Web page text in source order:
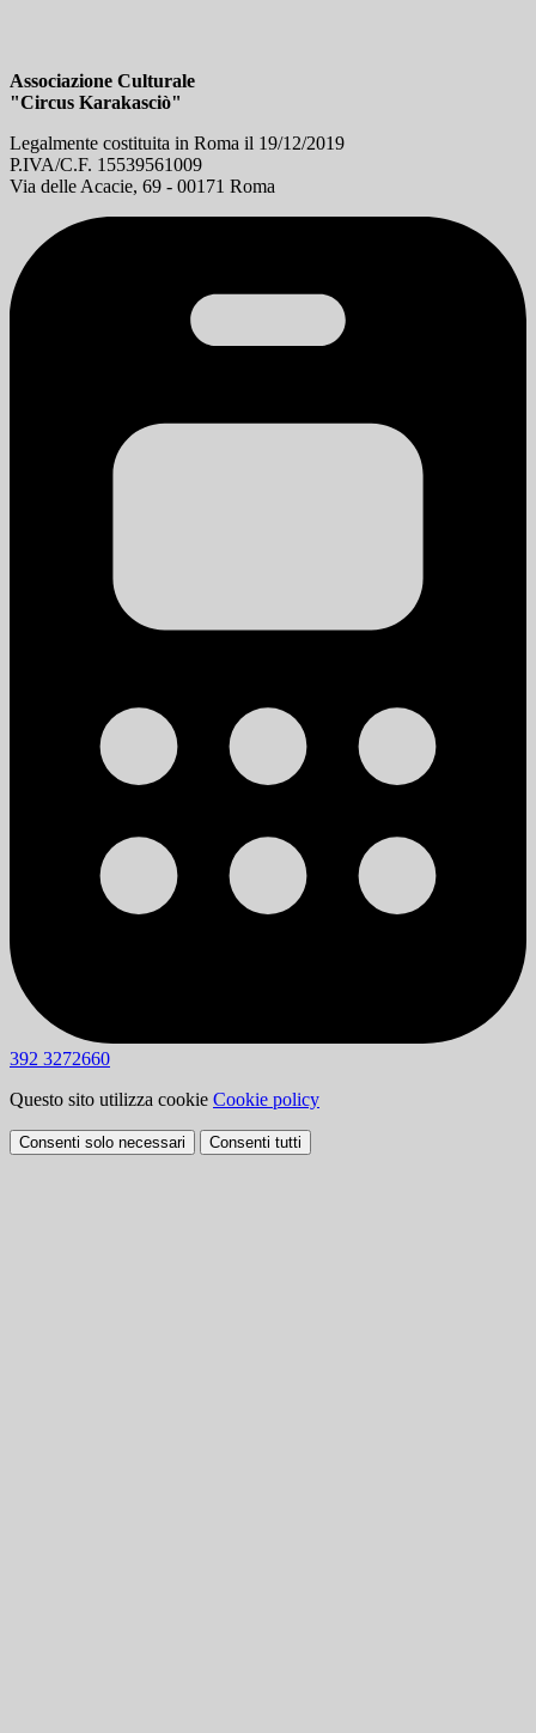
Associazione Culturale
"Circus Karakasciò"
Legalmente costituita in Roma il 19/12/2019
P.IVA/C.F. 15539561009
Via delle Acacie, 69 - 00171 Roma
392 3272660
Questo sito utilizza cookie Cookie policy
Consenti solo necessari Consenti tutti